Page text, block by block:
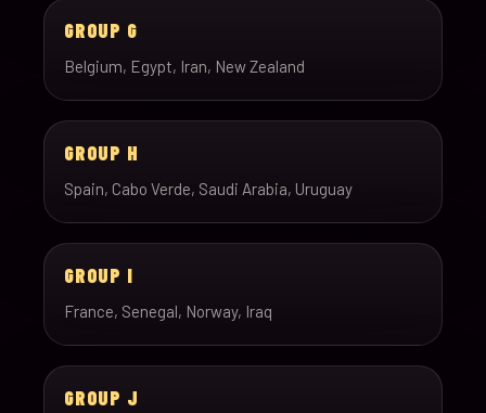
GROUP G
Belgium, Egypt, Iran, New Zealand
GROUP H
Spain, Cabo Verde, Saudi Arabia, Uruguay
GROUP I
France, Senegal, Norway, Iraq
GROUP J